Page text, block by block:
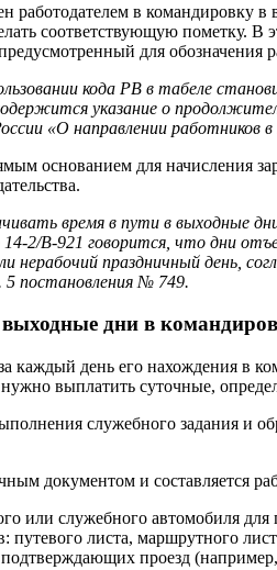
работодателем в командировку
соответствующую пометку. В
для
кода РВ в табеле
указание о
«О направлении работников
основанием для начисления
время в пути в выходные дни
2/В-921 говорится, что дни
нерабочий праздничный день,
постановления № 749.
дни в
каждый день его нахождения в
выплатить суточные,
служебного задания и
документом и составляется
или служебного автомобиля
листа, маршрутного
проезд